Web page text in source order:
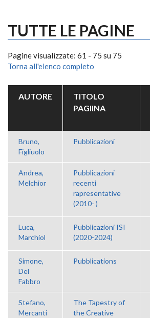
TUTTE LE PAGINE
Pagine visualizzate: 61 - 75 su 75
Torna all'elenco completo
AUTORE
TITOLO
PAGIINA
Bruno,
Figliuolo
Pubblicazioni
Andrea,
Melchior
Pubblicazioni
recenti
rapresentative
(2010- )
Luca,
Marchiol
Pubblicazioni ISI
(2020-2024)
Simone,
Del
Fabbro
Pubblications
Stefano,
Mercanti
The Tapestry of
the Creative